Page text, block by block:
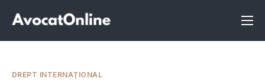
Înscrie-te ca avocat
DREPT INTERNAȚIONAL